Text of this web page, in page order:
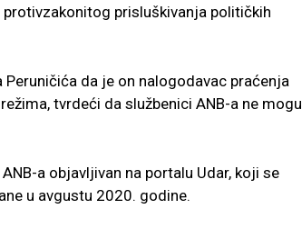
prisluškivanja političkih
da je on nalogodavac praćenja
tvrdeći da službenici ANB-a ne mogu
a objavljivan na portalu Udar, koji se
u avgustu 2020. godine.